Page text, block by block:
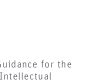
for the